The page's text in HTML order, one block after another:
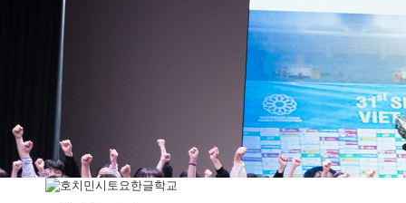
학교 CI
교직원현황
학생현황
위치/전화
전경사진